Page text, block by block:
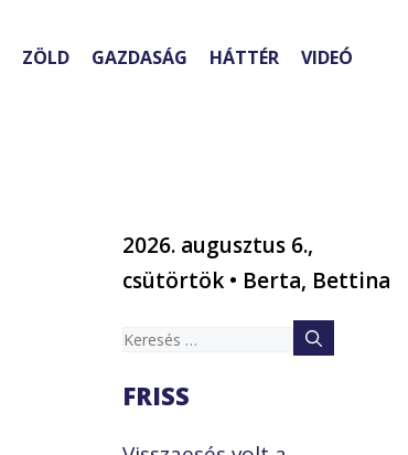
ZÖLD GAZDASÁG HÁTTÉR VIDEÓ
2026. augusztus 6.,
csütörtök • Berta, Bettina
Keresés:
FRISS